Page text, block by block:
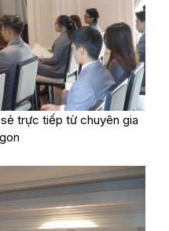
trực tiếp từ chuyên gia